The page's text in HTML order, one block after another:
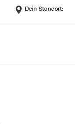
Dein Standort: